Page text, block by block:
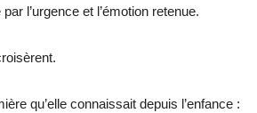
l’urgence et l’émotion retenue.
qu’elle connaissait depuis l’enfance :